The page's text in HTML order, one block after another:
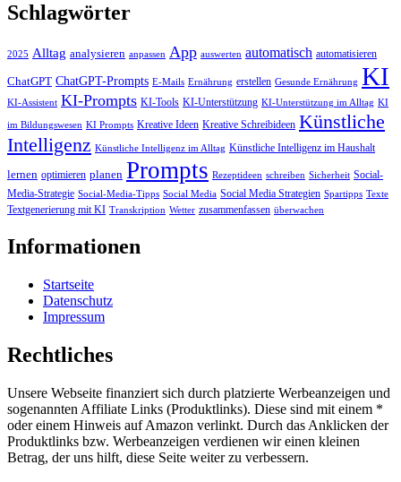
Schlagwörter
2025 Alltag analysieren anpassen App auswerten automatisch automatisieren
ChatGPT ChatGPT-Prompts E-Mails Ernährung erstellen Gesunde Ernährung KI
KI-Assistent KI-Prompts KI-Tools KI-Unterstützung KI-Unterstützung im Alltag KI
im Bildungswesen KI Prompts Kreative Ideen Kreative Schreibideen Künstliche
Intelligenz Künstliche Intelligenz im Alltag Künstliche Intelligenz im Haushalt
lernen optimieren planen Prompts Rezeptideen schreiben Sicherheit Social-
Media-Strategie Social-Media-Tipps Social Media Social Media Strategien Spartipps Texte
Textgenerierung mit KI Transkription Wetter zusammenfassen überwachen
Informationen
Startseite
Datenschutz
Impressum
Rechtliches
Unsere Webseite finanziert sich durch platzierte Werbeanzeigen und
sogenannten Affiliate Links (Produktlinks). Diese sind mit einem *
oder einem Hinweis auf Amazon verlinkt. Durch das Anklicken der
Produktlinks bzw. Werbeanzeigen verdienen wir einen kleinen
Betrag, der uns hilft, diese Seite weiter zu verbessern.